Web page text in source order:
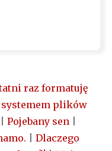
raz formatuję
plików
Pojebany sen
Dlaczego